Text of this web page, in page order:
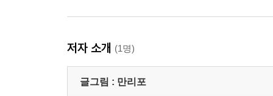
저자 소개 (1명)
글그림 : 만리포